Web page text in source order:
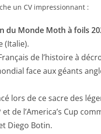
un CV impressionnant :
du Monde Moth à foils
(Italie).
de l’histoire à
face aux géants
lors de ce sacre des
et de l’America’s Cup
Diego Botin.